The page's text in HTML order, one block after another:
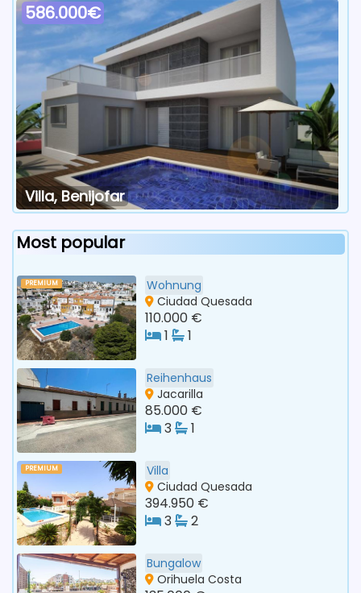
586.000€
Villa, Benijofar
Most popular
PREMIUM
Wohnung
Ciudad Quesada
110.000 €
1
1
Reihenhaus
Jacarilla
85.000 €
3
1
PREMIUM
Villa
Ciudad Quesada
394.950 €
3
2
Bungalow
Orihuela Costa